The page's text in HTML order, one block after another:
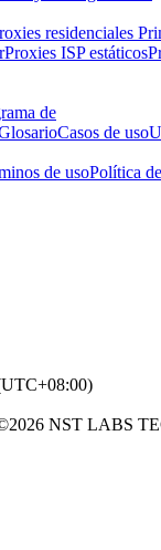
residenciales
Proxies ISP estáticos
de
Casos de uso
de usoPolítica
NST LABS